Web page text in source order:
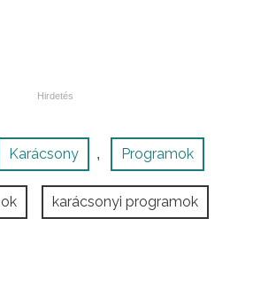
Karácsony , Programok
karácsonyi programok